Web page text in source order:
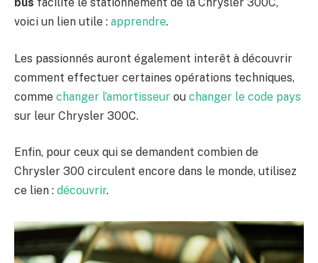
voici un lien utile : apprendre.
Les passionnés auront également interêt à découvrir
comment effectuer certaines opérations techniques,
comme changer l’amortisseur ou changer le code pays
sur leur Chrysler 300C.
Enfin, pour ceux qui se demandent combien de
Chrysler 300 circulent encore dans le monde, utilisez
ce lien : découvrir.